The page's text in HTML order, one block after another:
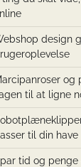
design
og
til at ligne
til din have
tid og